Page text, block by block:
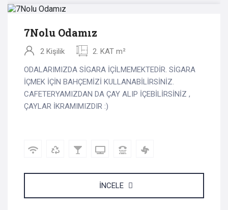
7Nolu Odamız
2 Kişilik
2. KAT m²
ODALARIMIZDA SİGARA İÇİLMEMEKTEDİR. SİGARA
İÇMEK İÇİN BAHÇEMİZİ KULLANABİLİRSİNİZ.
CAFETERYAMIZDAN DA ÇAY ALIP İÇEBİLİRSİNİZ ,
ÇAYLAR İKRAMIMIZDIR :)
İNCELE